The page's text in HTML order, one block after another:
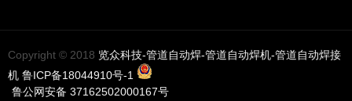
Copyright © 2018 览众科技-管道自动焊-管道自动焊机-管道自动焊接
机 鲁ICP备18044910号-1
鲁公网安备 37162502000167号